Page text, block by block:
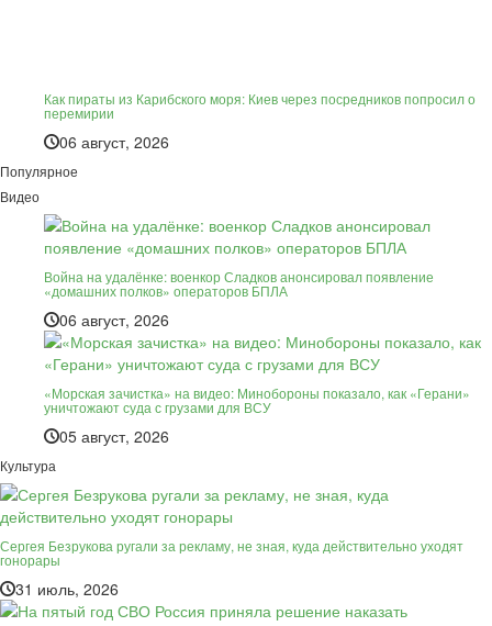
Как пираты из Карибского моря: Киев через посредников попросил о
перемирии
06 август, 2026
Популярное
Видео
Война на удалёнке: военкор Сладков анонсировал появление
«домашних полков» операторов БПЛА
06 август, 2026
«Морская зачистка» на видео: Минобороны показало, как «Герани»
уничтожают суда с грузами для ВСУ
05 август, 2026
Культура
Сергея Безрукова ругали за рекламу, не зная, куда действительно уходят
гонорары
31 июль, 2026